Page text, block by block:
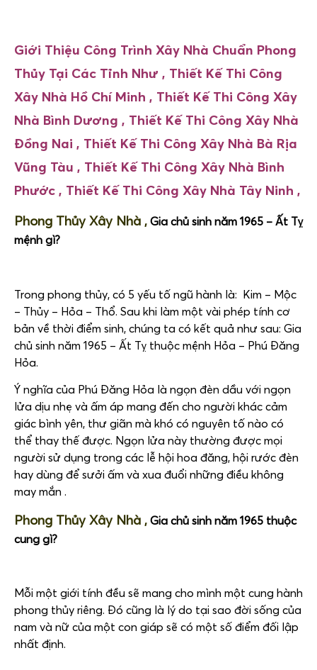
Giới Thiệu Công Trình Xây Nhà Chuẩn Phong
Thủy Tại Các Tỉnh Như , Thiết Kế Thi Công
Xây Nhà Hồ Chí Minh , Thiết Kế Thi Công Xây
Nhà Bình Dương , Thiết Kế Thi Công Xây Nhà
Đồng Nai , Thiết Kế Thi Công Xây Nhà Bà Rịa
Vũng Tàu , Thiết Kế Thi Công Xây Nhà Bình
Phước , Thiết Kế Thi Công Xây Nhà Tây Ninh ,
Phong Thủy Xây Nhà , Gia chủ sinh năm 1965 – Ất Tỵ
mệnh gì?
Trong phong thủy, có 5 yếu tố ngũ hành là: Kim – Mộc
– Thủy – Hỏa – Thổ. Sau khi làm một vài phép tính cơ
bản về thời điểm sinh, chúng ta có kết quả như sau: Gia
chủ sinh năm 1965 – Ất Tỵ thuộc mệnh Hỏa – Phú Đăng
Hỏa.
Ý nghĩa của Phú Đăng Hỏa là ngọn đèn dầu với ngọn
lửa dịu nhẹ và ấm áp mang đến cho người khác cảm
giác bình yên, thư giãn mà khó có nguyên tố nào có
thể thay thế được. Ngọn lửa này thường được mọi
người sử dụng trong các lễ hội hoa đăng, hội rước đèn
hay dùng để sưởi ấm và xua đuổi những điều không
may mắn .
Phong Thủy Xây Nhà , Gia chủ sinh năm 1965 thuộc
cung gì?
Mỗi một giới tính đều sẽ mang cho mình một cung hành
phong thủy riêng. Đó cũng là lý do tại sao đời sống của
nam và nữ của một con giáp sẽ có một số điểm đối lập
nhất định.